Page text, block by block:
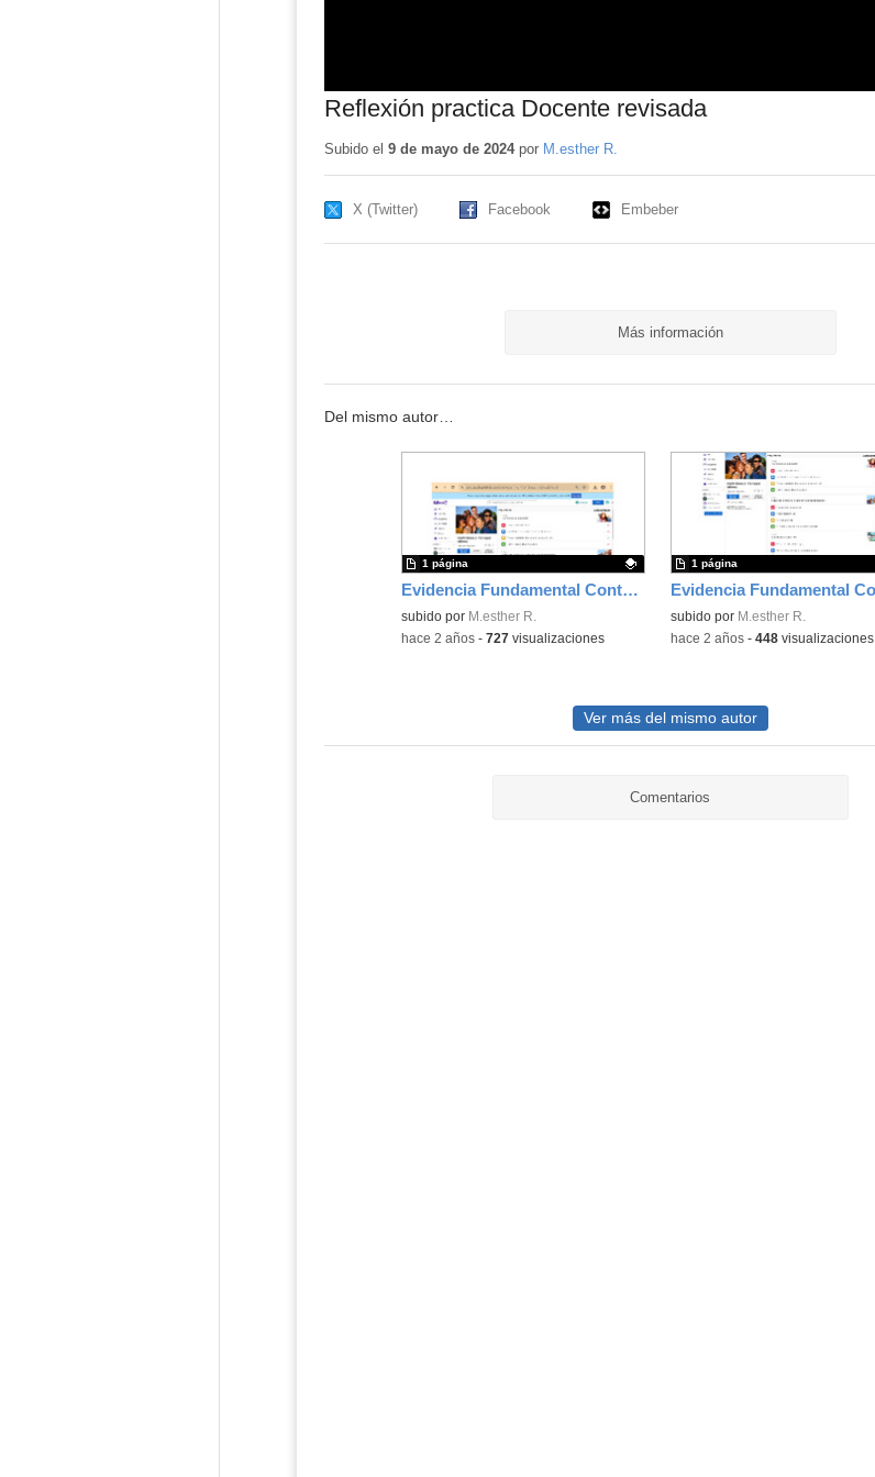
Reflexión practica Docente revisada
Subido el 9 de mayo de 2024por M.esther R.
X (Twitter) Facebook Embeber
Más información
Del mismo autor…
Evidencia Fundamental Contenido: Kahoot Fopp Tema 3-Tu y los demás
Contenido educativo.
subido por M.esther R.
1 página
-hace 2 años- 727visualizaciones
Contenido educativo.
subido por M.esther R.
1 página
-hace 2 años- 448visualizaciones
Ver más del mismo autor
Comentarios